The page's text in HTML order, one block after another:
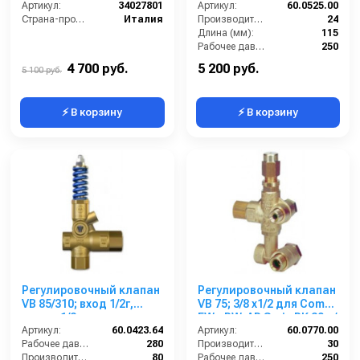
Артикул:
34027801
Страна-производитель:
Италия
5 100 руб. 4 700 руб.
⚡ В корзину
3/8г; выход 3/8 24 л/мин
250 бар
Артикул:
60.0525.00
Производительность (л/мин):
24
Длина (мм):
115
Рабочее давление (бар):
250
5 200 руб.
⚡ В корзину
Регулировочный клапан
VB 85/310; вход 1/2г,
выход 1/2г. с входом
для манометра 80 л/мин
310 бар
Артикул:
60.0423.64
Рабочее давление (бар):
280
Производительность (л/мин):
80
Регулировочный клапан
VB 75; 3/8 х1/2 для Comet
FW - RW, AR Serie RK 30 л/
мин 250 бар
Артикул:
60.0770.00
Производительность (л/мин):
30
Рабочее давление (бар):
250